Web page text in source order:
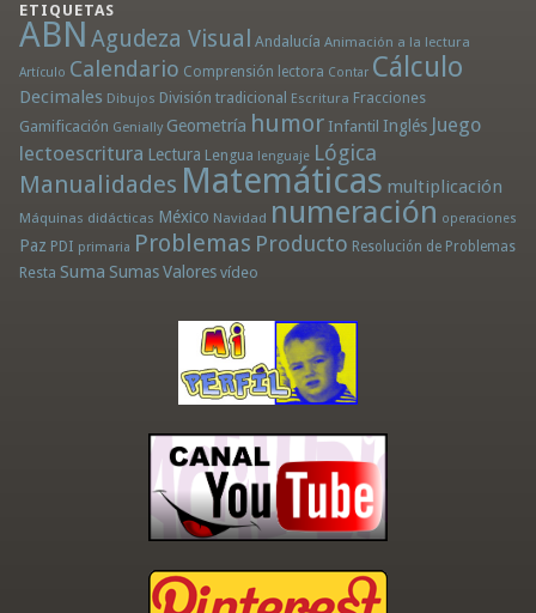
ETIQUETAS
ABN Agudeza Visual Andalucía Animación a la lectura
Artículo Calendario Comprensión lectora Contar Cálculo
Decimales Dibujos División tradicional Escritura Fracciones
Gamificación Genially Geometría humor Infantil Inglés Juego
lectoescritura Lectura Lengua lenguaje Lógica
Manualidades Matemáticas multiplicación
Máquinas didácticas México Navidad numeración operaciones
Paz PDI primaria Problemas Producto Resolución de Problemas
Resta Suma Sumas Valores vídeo